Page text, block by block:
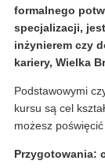
formalnego
specjalizacji,
inżynierem czy
kariery, Wielka
Podstawowymi
kursu są cel
możesz
Przygotowania: